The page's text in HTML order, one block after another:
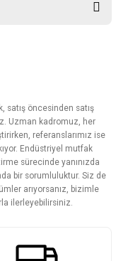
satış öncesinden satış
Uzman kadromuz, her
referanslarımız ise
Endüstriyel mutfak
sürecinde yanınızda
bir sorumluluktur. Siz de
arıyorsanız, bizimle
ilerleyebilirsiniz.